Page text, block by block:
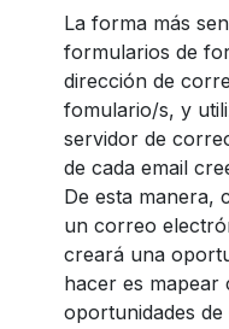
La forma más
formularios de
dirección de
fomulario/s, y
servidor de
de cada email
De esta manera,
un correo
creará una
hacer es mapear
oportunidades de